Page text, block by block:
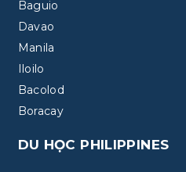
Baguio
Davao
Manila
Iloilo
Bacolod
Boracay
DU HỌC PHILIPPINES